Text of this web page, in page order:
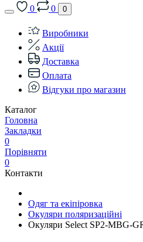
0
0 0
Виробники
Акції
Доставка
Оплата
Відгуки про магазин
Каталог
Головна
Закладки
0
Порівняти
0
Контакти
Одяг та екіпіровка
Окуляри поляризаційні
Окуляри Select SP2-MBG-